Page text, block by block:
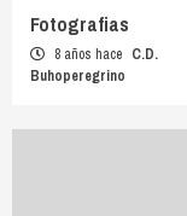
Fotografias
8 años hace C.D.
Buhoperegrino